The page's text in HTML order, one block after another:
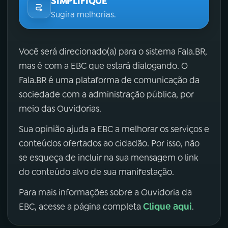
Sugira melhorias.
Você será direcionado(a) para o sistema Fala.BR,
mas é com a EBC que estará dialogando. O
Fala.BR é uma plataforma de comunicação da
sociedade com a administração pública, por
meio das Ouvidorias.
Sua opinião ajuda a EBC a melhorar os serviços e
conteúdos ofertados ao cidadão. Por isso, não
se esqueça de incluir na sua mensagem o link
do conteúdo alvo de sua manifestação.
Para mais informações sobre a Ouvidoria da
EBC, acesse a página completa Clique aqui.